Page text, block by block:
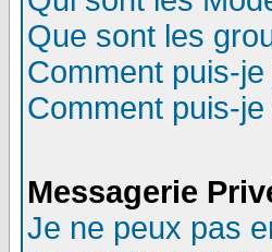
Que sont les
Comment puis-
Comment puis-
Messagerie
Je ne peux pas